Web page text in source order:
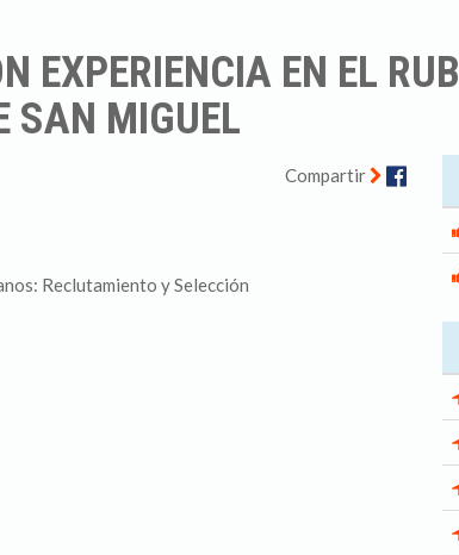
EXPERIENCIA EN EL
SAN MIGUEL
Compartir
Reclutamiento y Selección